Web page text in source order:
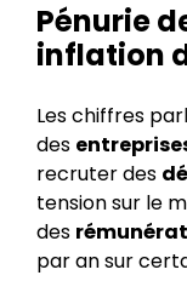
Pénurie
inflation
Les chiffres
des
recruter des
tension sur le
des
par an sur